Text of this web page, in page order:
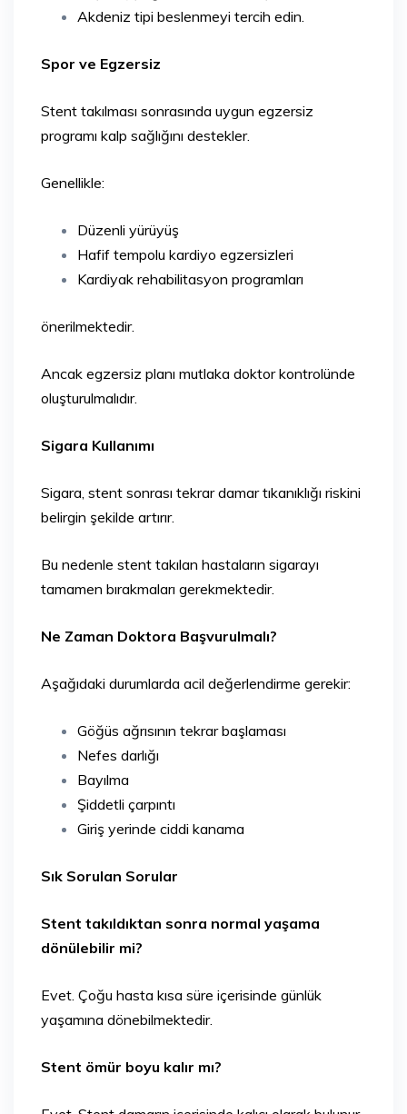
Akdeniz tipi beslenmeyi tercih edin.
Spor ve Egzersiz
Stent takılması sonrasında uygun egzersiz
programı kalp sağlığını destekler.
Genellikle:
Düzenli yürüyüş
Hafif tempolu kardiyo egzersizleri
Kardiyak rehabilitasyon programları
önerilmektedir.
Ancak egzersiz planı mutlaka doktor kontrolünde
oluşturulmalıdır.
Sigara Kullanımı
Sigara, stent sonrası tekrar damar tıkanıklığı riskini
belirgin şekilde artırır.
Bu nedenle stent takılan hastaların sigarayı
tamamen bırakmaları gerekmektedir.
Ne Zaman Doktora Başvurulmalı?
Aşağıdaki durumlarda acil değerlendirme gerekir:
Göğüs ağrısının tekrar başlaması
Nefes darlığı
Bayılma
Şiddetli çarpıntı
Giriş yerinde ciddi kanama
Sık Sorulan Sorular
Stent takıldıktan sonra normal yaşama
dönülebilir mi?
Evet. Çoğu hasta kısa süre içerisinde günlük
yaşamına dönebilmektedir.
Stent ömür boyu kalır mı?